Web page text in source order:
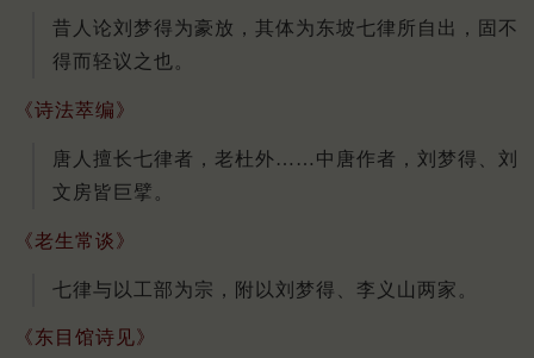
昔人论刘梦得为豪放，其体为东坡七律所自出，固不
得而轻议之也。
《诗法萃编》
唐人擅长七律者，老杜外……中唐作者，刘梦得、刘
文房皆巨擘。
《老生常谈》
七律与以工部为宗，附以刘梦得、李义山两家。
《东目馆诗见》